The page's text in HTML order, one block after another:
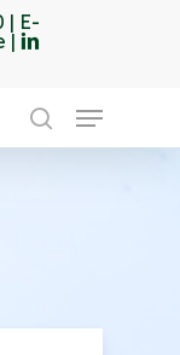
| E-
| linkedin
youtube
search
Menu